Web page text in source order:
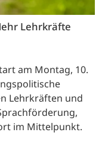
Lehrkräfte
am Montag, 10.
Lehrkräften und
im Mittelpunkt.